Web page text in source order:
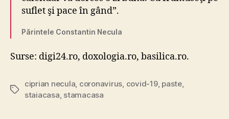
suflet şi pace în gând”.
Părintele Constantin Necula
Surse: digi24.ro, doxologia.ro, basilica.ro.
Tags
ciprian necula coronavirus covid-19, paste,
staiacasa stamacasa